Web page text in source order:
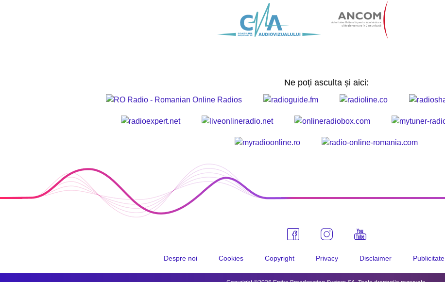
Ne poți asculta și aici:
Despre noi Cookies Copyright Privacy Disclaimer Publicitate